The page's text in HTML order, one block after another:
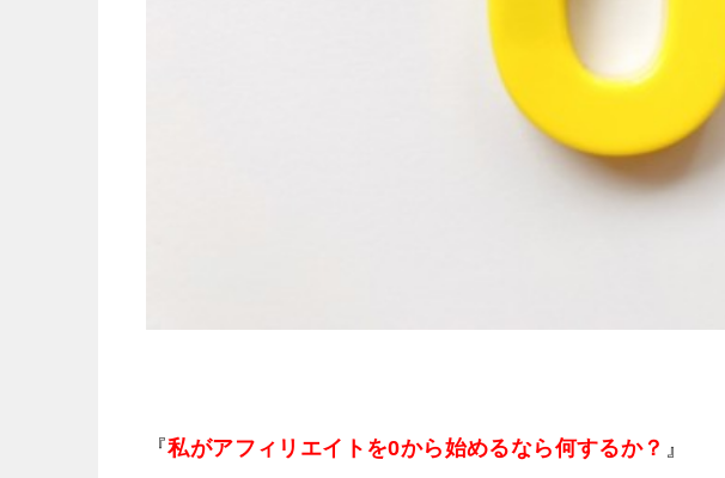
『私がアフィリエイトを0から始めるなら何するか？ 』